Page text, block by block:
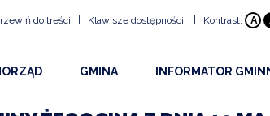
do treści |
Klawisze dostępności
| Kontrast: A
GMINY
GMINA INFORMATOR